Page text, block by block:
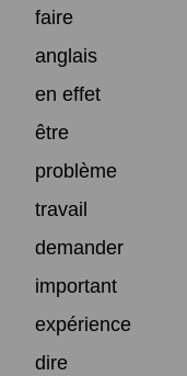
faire
anglais
en effet
être
problème
travail
demander
important
expérience
dire